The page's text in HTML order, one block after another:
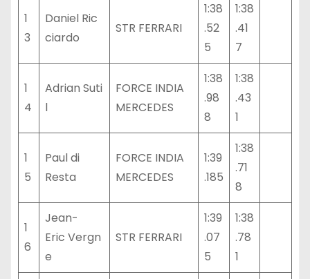
1
3
Daniel Ric
ciardo
STR FERRARI
1:38
.52
5
1:38
.41
7
1
4
Adrian Suti
l
FORCE INDIA
MERCEDES
1:38
.98
8
1:38
.43
1
1
5
Paul di
Resta
FORCE INDIA
MERCEDES
1:39
.185
1:38
.71
8
1
6
Jean-
Eric Vergn
e
STR FERRARI
1:39
.07
5
1:38
.78
1